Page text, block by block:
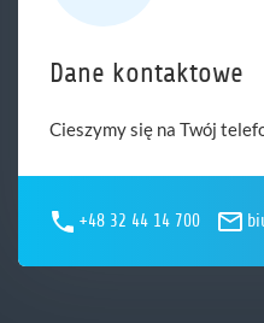
Dane kontaktowe
Cieszymy się na Twój
+48 32 44 14 700